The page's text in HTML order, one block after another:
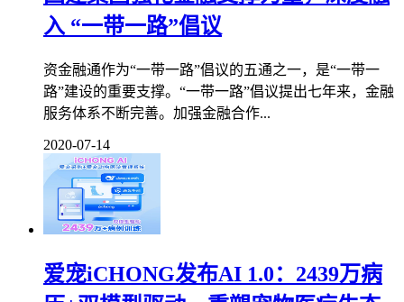
入 “一带一路”倡议
资金融通作为“一带一路”倡议的五通之一，是“一带一
路”建设的重要支撑。“一带一路”倡议提出七年来，金融
服务体系不断完善。加强金融合作...
2020-07-14
爱宠iCHONG发布AI 1.0：2439万病